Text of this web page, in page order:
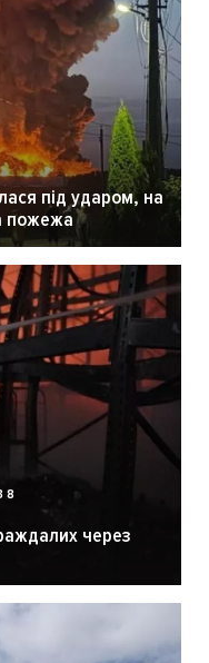
під ударом, на
пожежа
через